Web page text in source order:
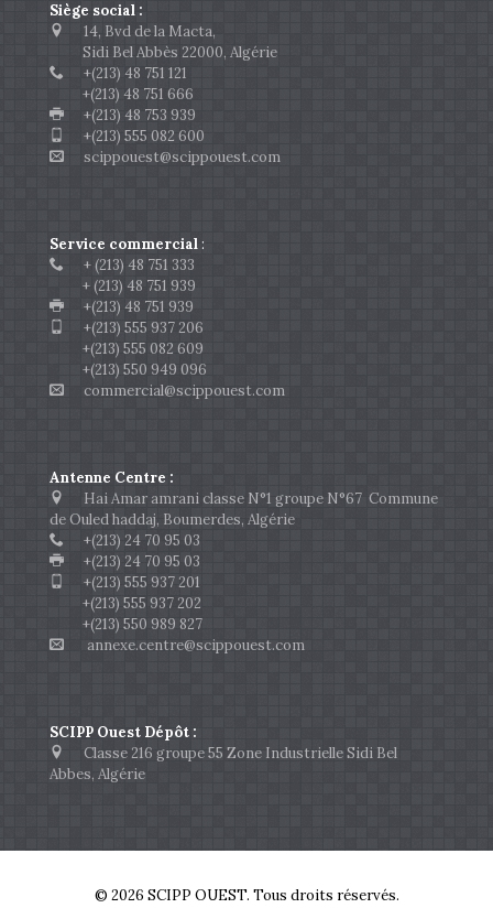
Siège social :
14, Bvd de la Macta,
Sidi Bel Abbès 22000, Algérie
+(213) 48 751 121
+(213) 48 751 666
+(213) 48 753 939
+(213) 555 082 600
scippouest@scippouest.com
Service commercial:
+ (213) 48 751 333
+ (213) 48 751 939
+(213) 48 751 939
+(213) 555 937 206
+(213) 555 082 609
+(213) 550 949 096
commercial@scippouest.com
Antenne Centre :
Hai Amar amrani classe N°1 groupe N°67 Commune
de Ouled haddaj, Boumerdes, Algérie
+(213) 24 70 95 03
+(213) 24 70 95 03
+(213) 555 937 201
+(213) 555 937 202
+(213) 550 989 827
annexe.centre@scippouest.com
SCIPP Ouest Dépôt :
Classe 216 groupe 55 Zone Industrielle Sidi Bel
Abbes, Algérie
© 2026 SCIPP OUEST. Tous droits réservés.